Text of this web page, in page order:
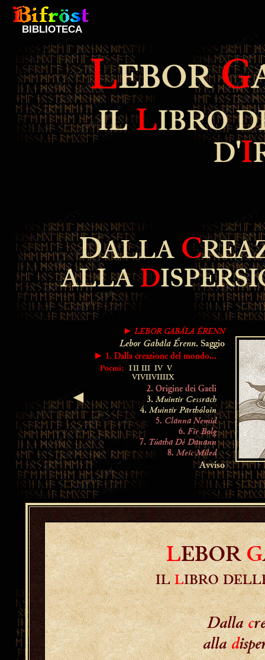
BIBLIOTECA
LEBORG
ILLIBRO
D'I
DALLA C
ALLAD
◄
► LEBOR GABÁLA ÉRENN
Lebor Gabála Érenn. Saggio
► 1. Dalla creazione del mondo...
Poemi:
III III IV V
VIVIIVIIIIX
2. Origine dei Gaeli
3.Muintir Cessrach
4.Muintir Parthóloin
5. Clanna Nemid
6. Fir Bolg
7. Túatha Dé Danann
8.Meic Míled
Avviso
LEBORG
ILLIBRO
Dallac
allad